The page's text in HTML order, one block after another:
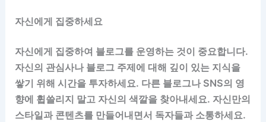
자신에게 집중하세요
자신에게 집중하여 블로그를 운영하는 것이 중요합니다.
자신의 관심사나 블로그 주제에 대해 깊이 있는 지식을
쌓기 위해 시간을 투자하세요. 다른 블로그나 SNS의 영
향에 휩쓸리지 말고 자신의 색깔을 찾아내세요. 자신만의
스타일과 콘텐츠를 만들어내면서 독자들과 소통하세요.